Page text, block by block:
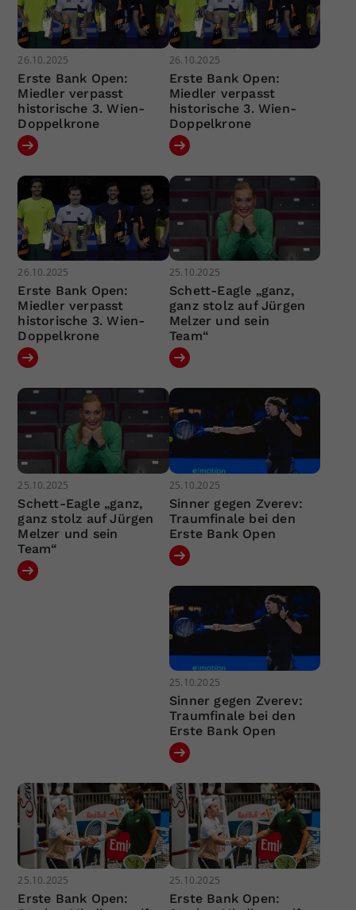
26.10.2025
Erste Bank Open:
Miedler verpasst
historische 3. Wien-
Doppelkrone
26.10.2025
Erste Bank Open:
Miedler verpasst
historische 3. Wien-
Doppelkrone
26.10.2025
Erste Bank Open:
Miedler verpasst
historische 3. Wien-
Doppelkrone
25.10.2025
Schett-Eagle „ganz,
ganz stolz auf Jürgen
Melzer und sein
Team“
25.10.2025
Schett-Eagle „ganz,
ganz stolz auf Jürgen
Melzer und sein
Team“
25.10.2025
Sinner gegen Zverev:
Traumfinale bei den
Erste Bank Open
25.10.2025
Sinner gegen Zverev:
Traumfinale bei den
Erste Bank Open
25.10.2025
Erste Bank Open:
25.10.2025
Erste Bank Open: